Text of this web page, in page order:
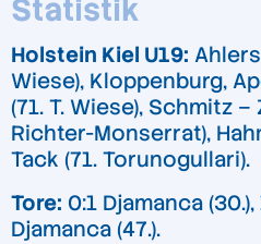
Statistik
Holstein Kiel U19:
Wiese), Kloppenburg,
(71. T. Wiese), Schmitz
Richter-Monserrat),
Tack (71. Torunogullari).
Tore: 0:1 Djamanca (30.),
Djamanca (47.).